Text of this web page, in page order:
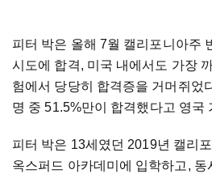
피터 박은 올해 7월 캘리포니아주
시도에 합격, 미국 내에서도 가장
험에서 당당히 합격증을 거머쥐었
명 중 51.5%만이 합격했다고 영국
피터 박은 13세였던 2019년 캘리
옥스퍼드 아카데미에 입학하고,